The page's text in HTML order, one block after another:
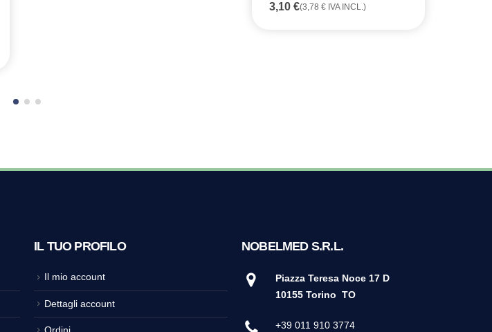
3,10 €(3,78 € IVA INCL.)
IL TUO PROFILO
Il mio account
Dettagli account
Ordini
NOBELMED S.R.L.
Piazza Teresa Noce 17 D
10155 Torino TO
+39 011 910 3774